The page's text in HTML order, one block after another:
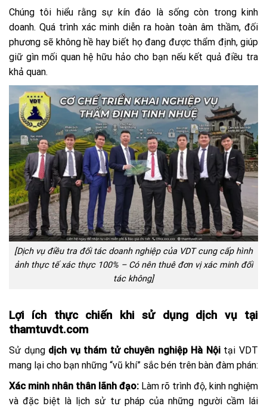
Chúng tôi hiểu rằng sự kín đáo là sống còn trong kinh
doanh. Quá trình xác minh diễn ra hoàn toàn âm thầm, đối
phương sẽ không hề hay biết họ đang được thẩm định, giúp
giữ gìn mối quan hệ hữu hảo cho bạn nếu kết quả điều tra
khả quan.
[Dịch vụ điều tra đối tác doanh nghiệp của VDT cung cấp hình
ảnh thực tế xác thực 100% – Có nên thuê đơn vị xác minh đối
tác không]
Lợi ích thực chiến khi sử dụng dịch vụ tại
thamtuvdt.com
Sử dụng dịch vụ thám tử chuyên nghiệp Hà Nộitại VDT
mang lại cho bạn những “vũ khí” sắc bén trên bàn đàm phán:
Xác minh nhân thân lãnh đạo: Làm rõ trình độ, kinh nghiệm
và đặc biệt là lịch sử tư pháp của những người cầm lái